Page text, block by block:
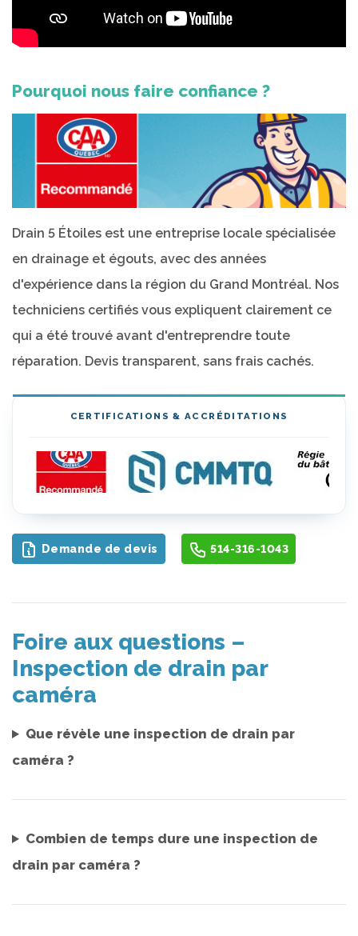
Pourquoi nous faire confiance ?
Drain 5 Étoiles est une entreprise locale spécialisée
en drainage et égouts, avec des années
d'expérience dans la région du Grand Montréal. Nos
techniciens certifiés vous expliquent clairement ce
qui a été trouvé avant d'entreprendre toute
réparation. Devis transparent, sans frais cachés.
CERTIFICATIONS & ACCRÉDITATIONS
Demande de devis 514-316-1043
Foire aux questions –
Inspection de drain par
caméra
Que révèle une inspection de drain par
caméra ?
Combien de temps dure une inspection de
drain par caméra ?